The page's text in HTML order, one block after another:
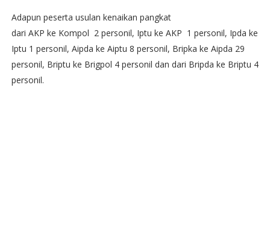
Adapun peserta usulan kenaikan pangkat
dari AKP ke Kompol 2 personil, Iptu ke AKP 1 personil, Ipda ke
Iptu 1 personil, Aipda ke Aiptu 8 personil, Bripka ke Aipda 29
personil, Briptu ke Brigpol 4 personil dan dari Bripda ke Briptu 4
personil.